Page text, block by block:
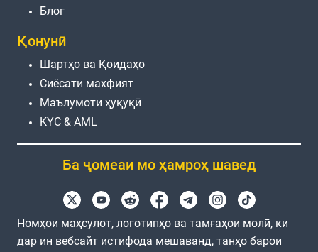
Блог
Қонунӣ
Шартҳо ва Қоидаҳо
Сиёсати махфият
Маълумоти ҳуқуқӣ
KYC & AML
Ба ҷомеаи мо ҳамроҳ шавед
Номҳои маҳсулот, логотипҳо ва тамғаҳои молӣ, ки
дар ин вебсайт истифода мешаванд, танҳо барои